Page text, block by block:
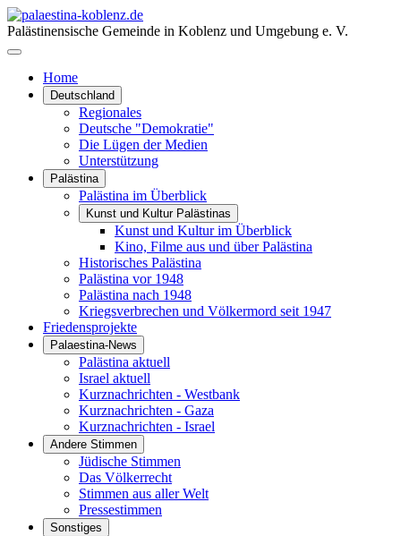
Palästinensische Gemeinde in Koblenz und Umgebung e. V.
Home
Deutschland
Regionales
Deutsche "Demokratie"
Die Lügen der Medien
Unterstützung
Palästina
Palästina im Überblick
Kunst und Kultur Palästinas
Kunst und Kultur im Überblick
Kino, Filme aus und über Palästina
Historisches Palästina
Palästina vor 1948
Palästina nach 1948
Kriegsverbrechen und Völkermord seit 1947
Friedensprojekte
Palaestina-News
Palästina aktuell
Israel aktuell
Kurznachrichten - Westbank
Kurznachrichten - Gaza
Kurznachrichten - Israel
Andere Stimmen
Jüdische Stimmen
Das Völkerrecht
Stimmen aus aller Welt
Pressestimmen
Sonstiges